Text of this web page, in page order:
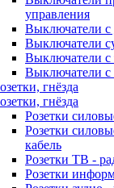
управления
Выключатели с
Выключатели
Выключатели с
Выключатели
гнёзда
гнёзда
Розетки
Розетки
кабель
Розетки ТВ -
Розетки